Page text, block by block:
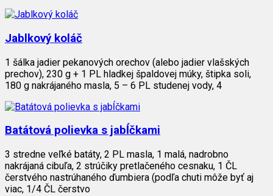
Jablkový koláč
1 šálka jadier pekanových orechov (alebo jadier vlašských
prechov), 230 g + 1 PL hladkej špaldovej múky, štipka soli,
180 g nakrájaného masla, 5 – 6 PL studenej vody, 4
Batátová polievka s jabĺčkami
3 stredne veľké batáty, 2 PL masla, 1 malá, nadrobno
nakrájaná cibuľa, 2 strúčiky pretlačeného cesnaku, 1 ČL
čerstvého nastrúhaného ďumbiera (podľa chuti môže byť aj
viac, 1/4 ČL čerstvo